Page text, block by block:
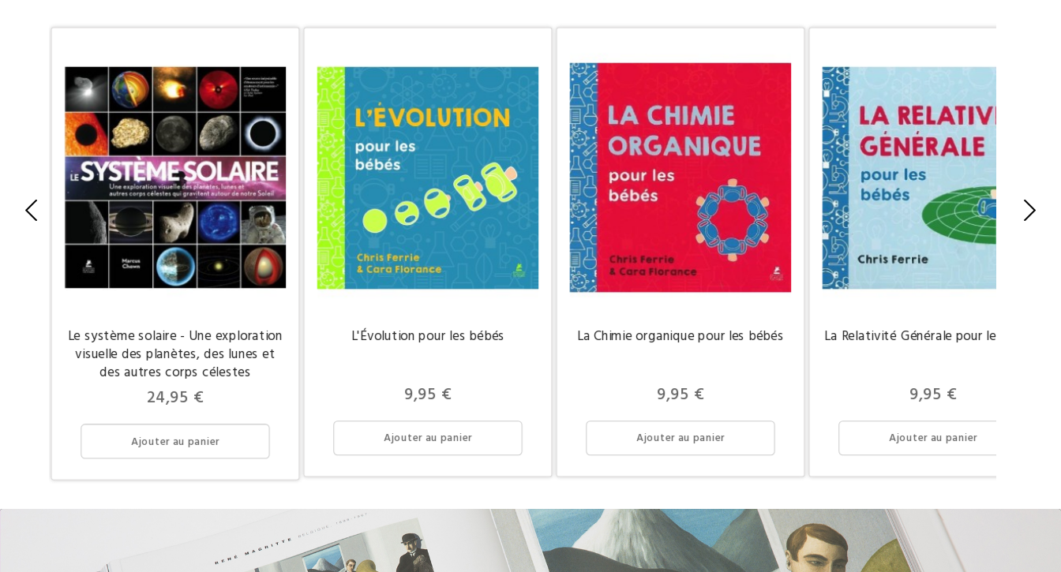
Le système solaire - Une exploration
visuelle des planètes, des lunes et
des autres corps célestes
Prix
24,95 €
Ajouter au panier
L'Évolution pour les bébés
Prix
9,95 €
Ajouter au panier
La Chimie organique pour les bébés
Prix
9,95 €
Ajouter au panier
La Relativité Générale pour les bébés
Prix
9,95 €
Ajouter au panier